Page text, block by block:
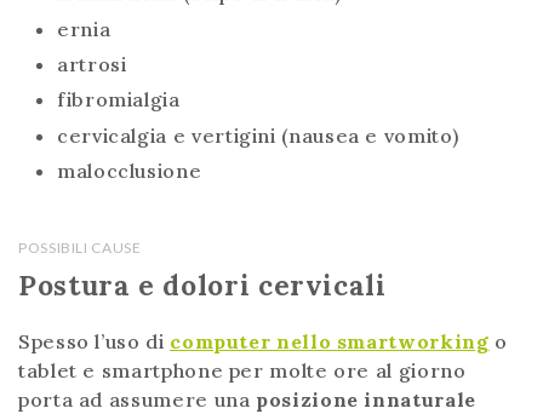
ernia
artrosi
fibromialgia
cervicalgia e vertigini (nausea e vomito)
malocclusione
POSSIBILI CAUSE
Postura e dolori cervicali
Spesso l’uso di computer nello smartworking o
tablet e smartphone per molte ore al giorno
porta ad assumere una posizione innaturale